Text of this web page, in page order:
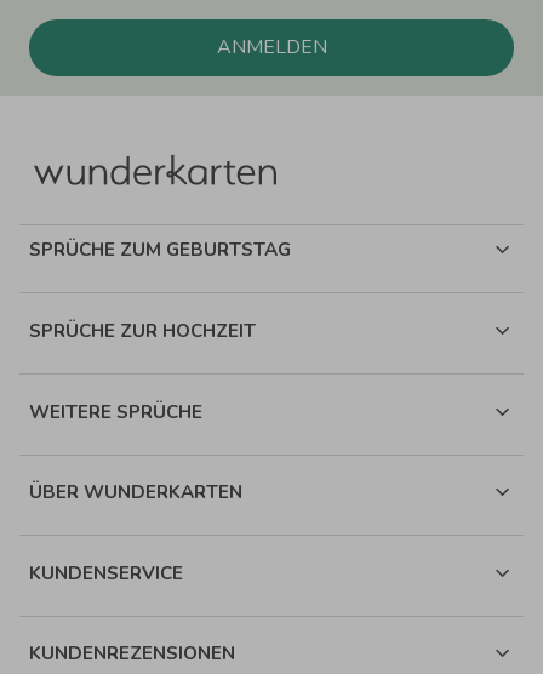
ANMELDEN
SPRÜCHE ZUM GEBURTSTAG
SPRÜCHE ZUR HOCHZEIT
WEITERE SPRÜCHE
ÜBER WUNDERKARTEN
KUNDENSERVICE
KUNDENREZENSIONEN